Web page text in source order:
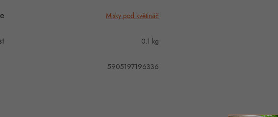
Misky pod květináč
0.1 kg
5905197196336